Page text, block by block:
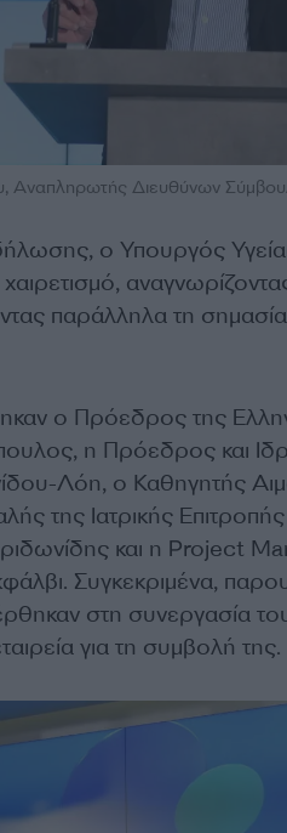
Διευθύνων
ο Υπουργός
παράλληλα τη
ο Πρόεδρος της
η Πρόεδρος και
Λόη, ο Καθηγητής
της Ιατρικής
και η Project
Συγκεκριμένα,
στη συνεργασία
για τη συμβολή της.